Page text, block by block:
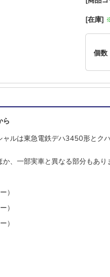
[在庫]
個数
ら
ャルは東急電鉄デハ3450形とク
、一部実車と異なる部分もあり
）
）
）